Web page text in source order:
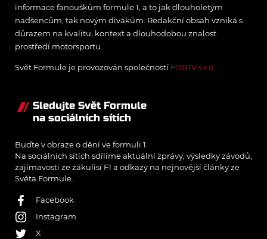
informace fanouškům formule 1, a to jak dlouholetým
nadšencům, tak novým divákům. Redakční obsah vzniká s
důrazem na kvalitu, kontext a dlouhodobou znalost
prostředí motorsportu.
Svět Formule je provozován společností FORTV s.r.o.
Sledujte Svět Formule
na sociálních sítích
Buďte v obraze o dění ve formuli 1.
Na sociálních sítích sdílíme aktuální zprávy, výsledky závodů,
zajímavosti ze zákulisí F1 a odkazy na nejnovější články ze
Světa Formule.
Facebook
Instagram
X